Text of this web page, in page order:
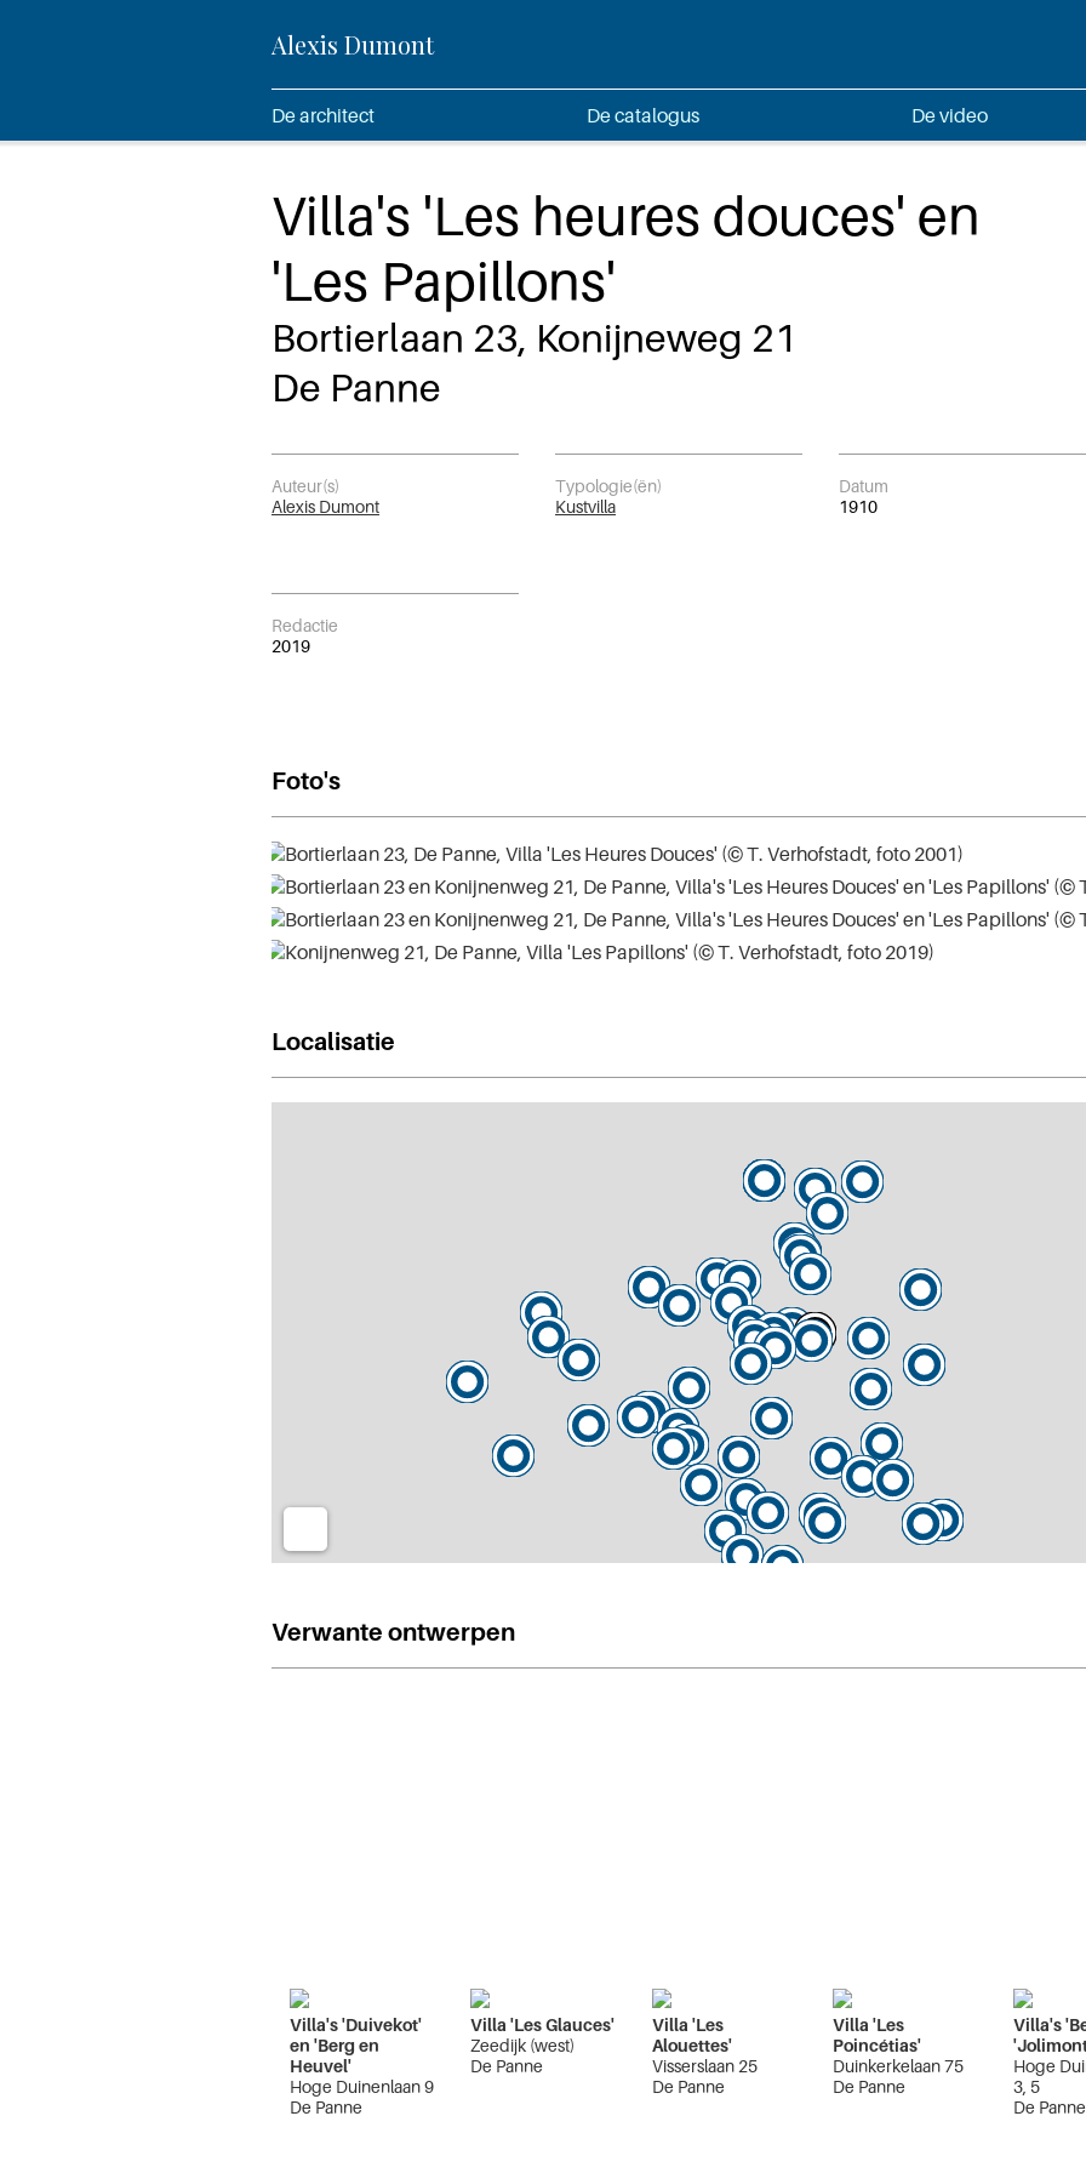
Alexis Dumont
De architect De catalogus De video
Villa's 'Les heures douces' en
'Les Papillons'
Bortierlaan 23, Konijneweg 21
De Panne
Auteur(s)
Alexis Dumont
Typologie(ën)
Kustvilla
Datum
1910
Redactie
2019
Foto's
Localisatie
Verwante ontwerpen
Villa's 'Duivekot'
en 'Berg en
Heuvel'
Hoge Duinenlaan 9
De Panne
Villa 'Les Glauces'
Zeedijk (west)
De Panne
Villa 'Les
Alouettes'
Visserslaan 25
De Panne
Villa 'Les
Poincétias'
Duinkerkelaan 75
De Panne
Villa's
Hoge
3, 5
De Panne